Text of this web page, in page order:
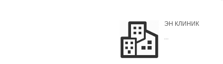
ЭН КЛИНИК
...